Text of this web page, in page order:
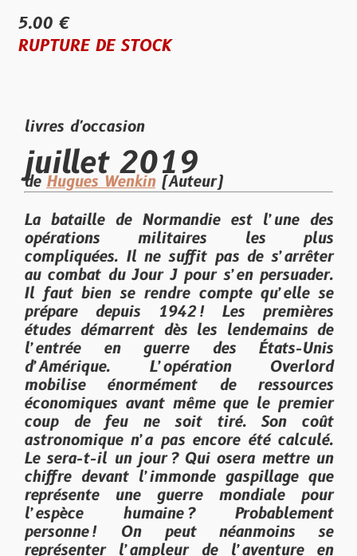
5.00 €
RUPTURE DE STOCK
livres d'occasion
juillet 2019
de Hugues Wenkin (Auteur)
La bataille de Normandie est l’une des
opérations militaires les plus
compliquées. Il ne suffit pas de s’arrêter
au combat du Jour J pour s’en persuader.
Il faut bien se rendre compte qu’elle se
prépare depuis 1942 ! Les premières
études démarrent dès les lendemains de
l’entrée en guerre des États-Unis
d’Amérique. L’opération Overlord
mobilise énormément de ressources
économiques avant même que le premier
coup de feu ne soit tiré. Son coût
astronomique n’a pas encore été calculé.
Le sera-t-il un jour ? Qui osera mettre un
chiffre devant l’immonde gaspillage que
représente une guerre mondiale pour
l’espèce humaine ? Probablement
personne ! On peut néanmoins se
représenter l’ampleur de l’aventure en